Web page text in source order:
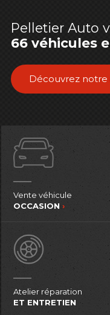
Pelletier Auto
66 véhicules
Découvrez notre
Vente véhicule
OCCASION›
Atelier réparation
ET ENTRETIEN